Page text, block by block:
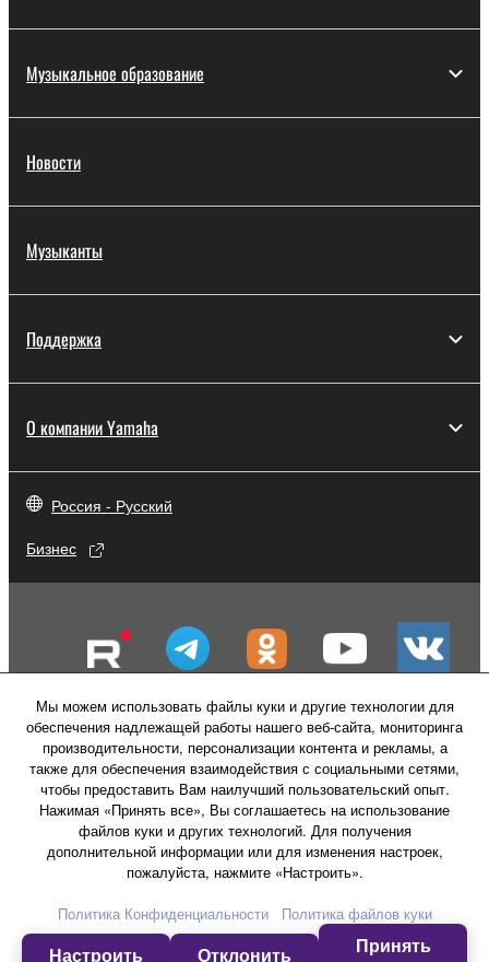
Музыкальное образование
Новости
Музыканты
Поддержка
О компании Yamaha
Россия - Русский
Бизнес
Мы можем использовать файлы куки и другие технологии для
обеспечения надлежащей работы нашего веб-сайта, мониторинга
производительности, персонализации контента и рекламы, а
также для обеспечения взаимодействия с социальными сетями,
чтобы предоставить Вам наилучший пользовательский опыт.
Нажимая «Принять все», Вы соглашаетесь на использование
файлов куки и других технологий. Для получения
дополнительной информации или для изменения настроек,
пожалуйста, нажмите «Настроить».
Политика Конфиденциальности
Политика файлов куки
Настроить Отклонить
Принять
Свяжитесь с намиУсловия использования
Политика конфиденциальности
© Yamaha Corporation.